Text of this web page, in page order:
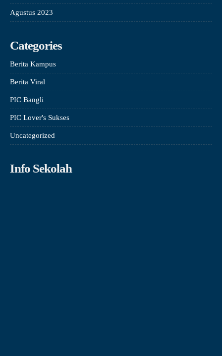
Agustus 2023
Categories
Berita Kampus
Berita Viral
PIC Bangli
PIC Lover's Sukses
Uncategorized
Info Sekolah